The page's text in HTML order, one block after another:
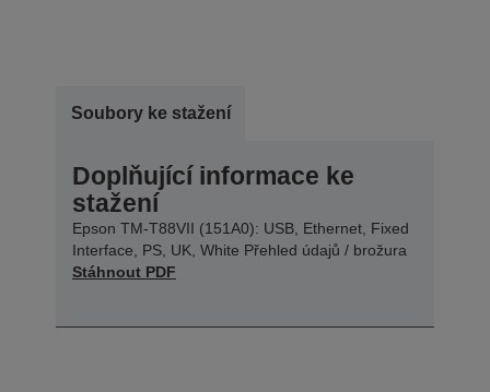
Soubory ke stažení
Doplňující informace ke
stažení
Epson TM-T88VII (151A0): USB, Ethernet, Fixed
Interface, PS, UK, White Přehled údajů / brožura
Stáhnout PDF